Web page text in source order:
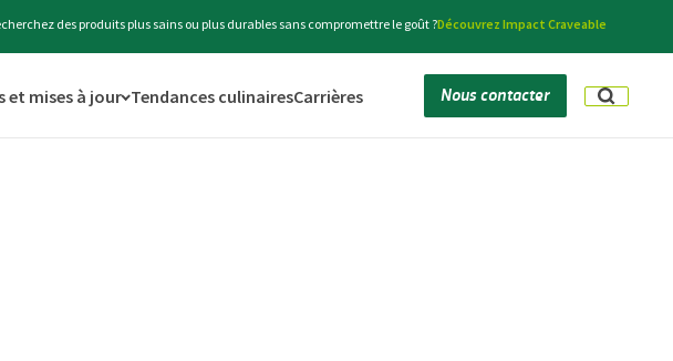
des produits plus sains ou plus durables sans compromettre le goût ?Découvrez Impact Craveable
mises à jour Tendances culinairesCarrières Nous contacter